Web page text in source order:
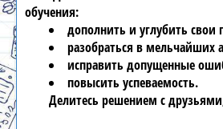
обучения:
дополнить и углубить свои
разобраться в мельчайших
исправить допущенные
повысить успеваемость.
Делитесь решением с